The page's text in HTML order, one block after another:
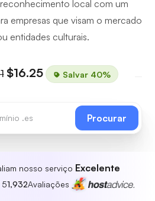
local com um
empresas que visam o mercado
entidades culturais.
$16.25 Salvar 40%
Procurar
nosso serviço Excelente
1,932Avaliações